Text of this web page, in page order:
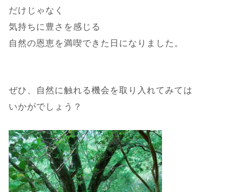
だけじゃなく
気持ちに豊さを感じる
自然の恩恵を満喫できた日になりました。
ぜひ、自然に触れる機会を取り入れてみては
いかがでしょう？